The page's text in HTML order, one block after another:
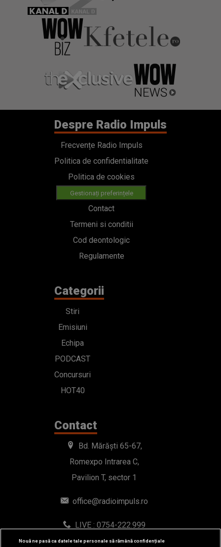
Despre Radio Impuls
Frecvențe Radio Impuls
Politica de confidentialitate
Politica de cookies
Gestionați preferințele
Contact
Termeni si conditii
Cod deontologic
Regulamente
Categorii
Stiri
Emisiuni
Echipa
PODCAST
Concursuri
HOT40
Contact
Bd. Mărăști 65-67,
Romexpo Intrarea C,
Pavilion T, sector 1
office@radioimpuls.ro
LIVE : 0754-222.999
WhatsApp: 0754-222.999
Nouă ne pasă ca datele tale personale să rămână confidențiale